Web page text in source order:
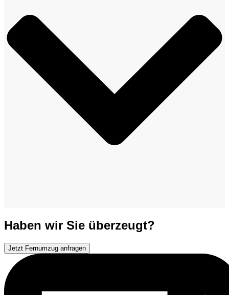
Haben wir Sie überzeugt?
Jetzt Fernumzug anfragen